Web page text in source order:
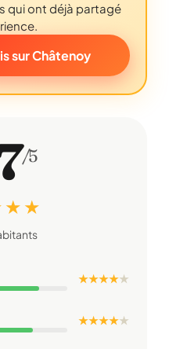
qui ont déjà partagé
sur Châtenoy
/5
★ ★
★ ★ ★ ★★
★ ★ ★ ★★